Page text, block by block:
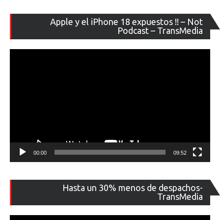
Apple y el iPhone 18 expuestos !! – Not
Podcast – TransMedia
de
00:00 09:52
Hasta un 30% menos de despachos-
TransMedia
de